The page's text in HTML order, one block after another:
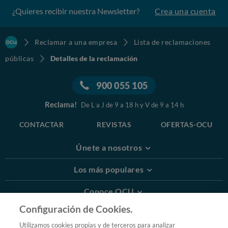
¿Quieres recibir nuestra Newsletter? Crea una cuenta
Reclamar a una empresa
Lista de reclamaciones
públicas
Detalles de la reclamación
900 055 105
Reclama! De L a J de 9 a 18 h y V de 9 a 14 h
CONTACTAR REVISTAS OFERTAS-OCU
Únete a nosotros
Los más populares
Conoce OCU
Más Información
Configuración de Cookies.
Utilizamos cookies propias y de terceros para analizar